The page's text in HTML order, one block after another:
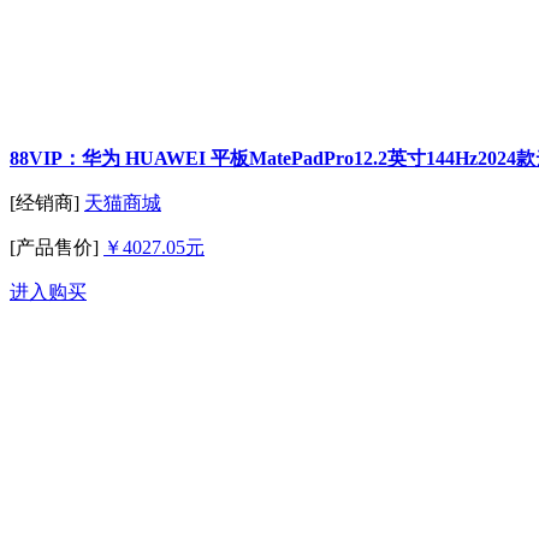
88VIP：华为 HUAWEI 平板MatePadPro12.2英寸144Hz2024
[经销商] 天猫商城
[产品售价] ￥4027.05元
进入购买